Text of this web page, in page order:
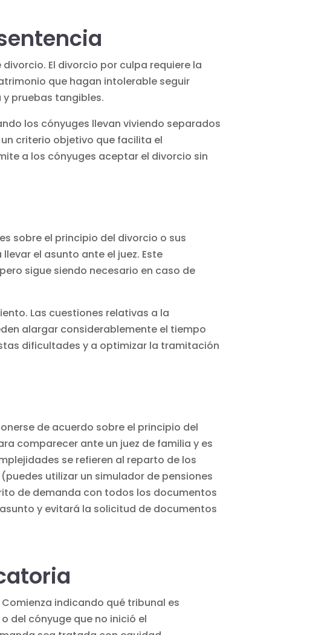
divorcio. El divorcio por culpa requiere la
que hagan intolerable seguir
pruebas tangibles.
los cónyuges llevan viviendo separados
criterio objetivo que facilita el
a los cónyuges aceptar el divorcio sin
sobre el principio del divorcio o sus
el asunto ante el juez. Este
sigue siendo necesario en caso de
Las cuestiones relativas a la
alargar considerablemente el tiempo
dificultades y a optimizar la tramitación
de acuerdo sobre el principio del
comparecer ante un juez de familia y es
se refieren al reparto de los
utilizar un simulador de pensiones
de demanda con todos los documentos
y evitará la solicitud de documentos
indicando qué tribunal es
del cónyuge que no inició el